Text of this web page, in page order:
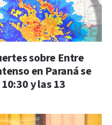
sobre Entre
en Paraná se
y las 13